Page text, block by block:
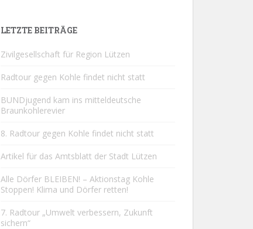
LETZTE BEITRÄGE
Zivilgesellschaft für Region Lützen
Radtour gegen Kohle findet nicht statt
BUNDjugend kam ins mitteldeutsche
Braunkohlerevier
8. Radtour gegen Kohle findet nicht statt
Artikel für das Amtsblatt der Stadt Lützen
Alle Dörfer BLEIBEN! – Aktionstag Kohle
Stoppen! Klima und Dörfer retten!
7. Radtour „Umwelt verbessern, Zukunft
sichern“